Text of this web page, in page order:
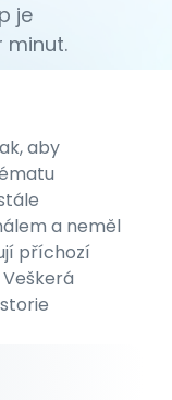
je
minut.
aby
a neměl
příchozí